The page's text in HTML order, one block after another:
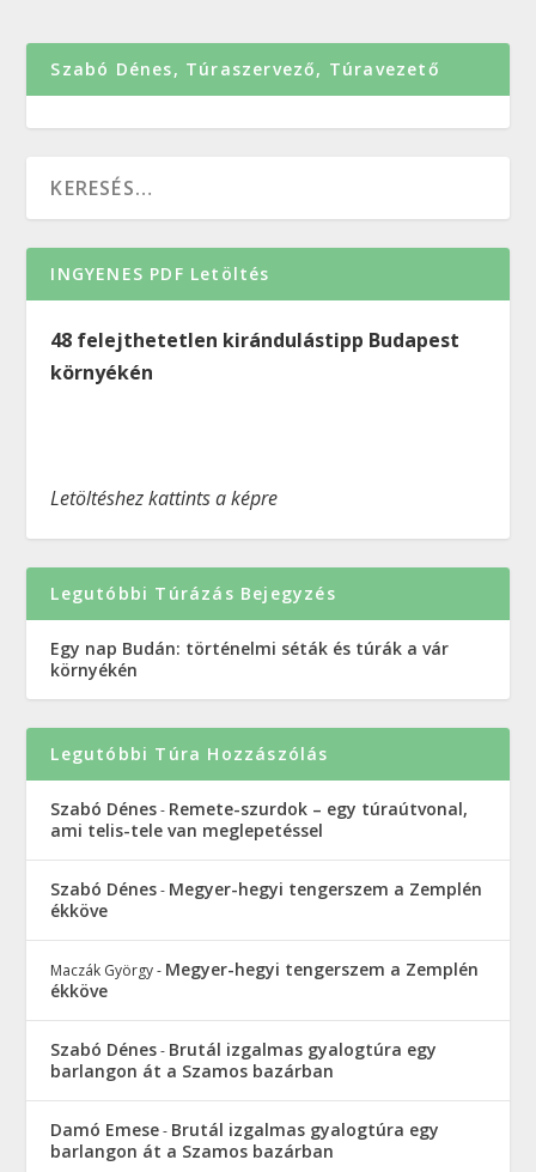
Szabó Dénes, Túraszervező, Túravezető
INGYENES PDF Letöltés
48 felejthetetlen kirándulástipp Budapest
környékén
Letöltéshez kattints a képre
Legutóbbi Túrázás Bejegyzés
Egy nap Budán: történelmi séták és túrák a vár
környékén
Legutóbbi Túra Hozzászólás
Szabó Dénes- Remete-szurdok – egy túraútvonal,
ami telis-tele van meglepetéssel
Szabó Dénes- Megyer-hegyi tengerszem a Zemplén
ékköve
Maczák György- Megyer-hegyi tengerszem a Zemplén
ékköve
Szabó Dénes- Brutál izgalmas gyalogtúra egy
barlangon át a Szamos bazárban
Damó Emese- Brutál izgalmas gyalogtúra egy
barlangon át a Szamos bazárban